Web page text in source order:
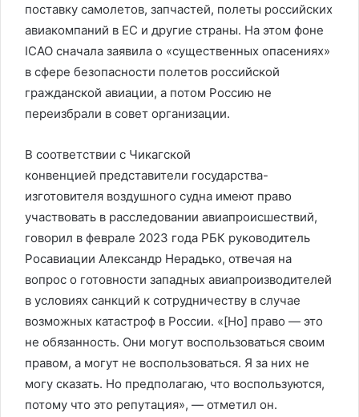
поставку самолетов, запчастей, полеты российских
авиакомпаний в ЕС и другие страны. На этом фоне
ICAO сначала заявила о «существенных опасениях»
в сфере безопасности полетов российской
гражданской авиации, а потом Россию не
переизбрали в совет организации.
В соответствии с Чикагской
конвенцией представители государства-
изготовителя воздушного судна имеют право
участвовать в расследовании авиапроисшествий,
говорил в феврале 2023 года РБК руководитель
Росавиации Александр Нерадько, отвечая на
вопрос о готовности западных авиапроизводителей
в условиях санкций к сотрудничеству в случае
возможных катастроф в России. «[Но] право — это
не обязанность. Они могут воспользоваться своим
правом, а могут не воспользоваться. Я за них не
могу сказать. Но предполагаю, что воспользуются,
потому что это репутация», — отметил он.